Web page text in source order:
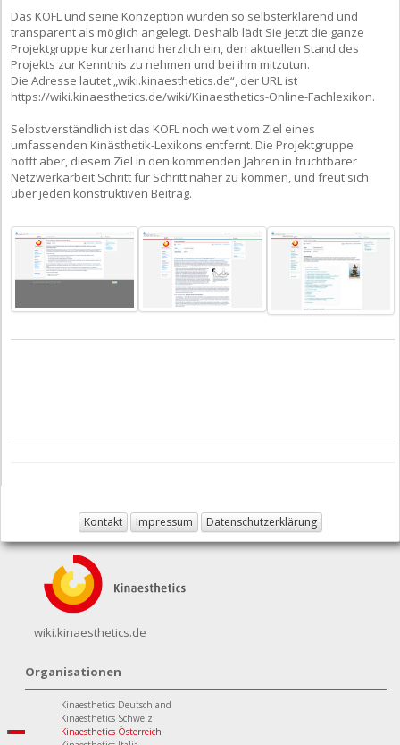
Das KOFL und seine Konzeption wurden so selbsterklärend und
transparent als möglich angelegt. Deshalb lädt Sie jetzt die ganze
Projektgruppe kurzerhand herzlich ein, den aktuellen Stand des
Projekts zur Kenntnis zu nehmen und bei ihm mitzutun.
Die Adresse lautet „wiki.kinaesthetics.de“, der URL ist
https://wiki.kinaesthetics.de/wiki/Kinaesthetics-Online-Fachlexikon.
Selbstverständlich ist das KOFL noch weit vom Ziel eines
umfassenden Kinästhetik-Lexikons entfernt. Die Projektgruppe
hofft aber, diesem Ziel in den kommenden Jahren in fruchtbarer
Netzwerkarbeit Schritt für Schritt näher zu kommen, und freut sich
über jeden konstruktiven Beitrag.
Kontakt Impressum Datenschutzerklärung
wiki.kinaesthetics.de
Organisationen
Kinaesthetics Deutschland
Kinaesthetics Schweiz
Kinaesthetics Österreich